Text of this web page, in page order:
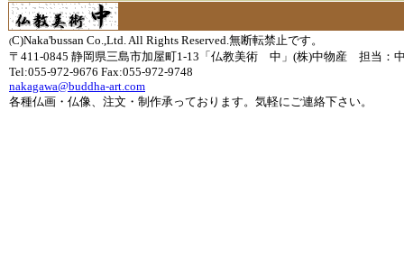
(C)Naka'bussan Co.,Ltd. All Rights Reserved.無断転禁止です。
〒411-0845 静岡県三島市加屋町1-13「仏教美術 中」(株)中物産 担当：
Tel:055-972-9676 Fax:055-972-9748
nakagawa@buddha-art.com
各種仏画・仏像、注文・制作承っております。気軽にご連絡下さい。